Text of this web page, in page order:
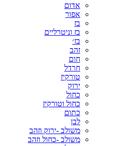
אדום
אפור
בז
בז וניטרליים
בז׳
זהב
חום
חרדל
טורקיז
ירוק
כחול
כחול וטורקיז
כתום
לבן
משולב -ירוק וזהב
משולב -כחול וזהב